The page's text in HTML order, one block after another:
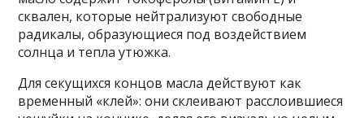
сквален, которые нейтрализуют свободные
радикалы, образующиеся под воздействием
солнца и тепла утюжка.
Для секущихся концов масла действуют как
временный «клей»: они склеивают расслоившиеся